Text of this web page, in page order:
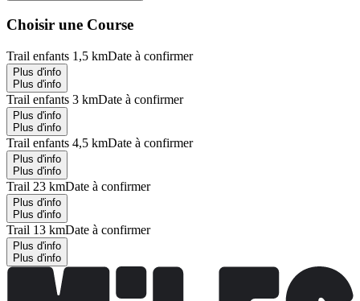
Choisir une Course
Trail enfants 1,5 kmDate à confirmer
Plus d'info
Plus d'info
Trail enfants 3 kmDate à confirmer
Plus d'info
Plus d'info
Trail enfants 4,5 kmDate à confirmer
Plus d'info
Plus d'info
Trail 23 kmDate à confirmer
Plus d'info
Plus d'info
Trail 13 kmDate à confirmer
Plus d'info
Plus d'info